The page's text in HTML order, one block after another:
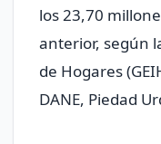
los 23,70
anterior, según
de Hogares
DANE, Piedad